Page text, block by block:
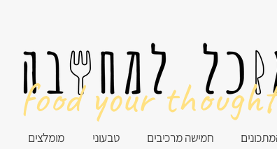
מומלצים טבעוני חמישה מרכיבים
food your